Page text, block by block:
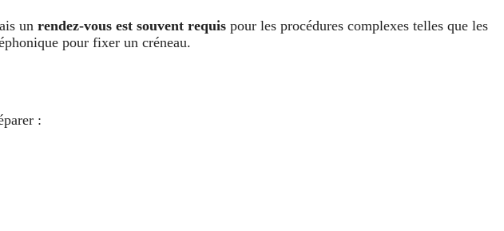
un rendez-vous est souvent requis pour les procédures complexes telles que les
pour fixer un créneau.
: